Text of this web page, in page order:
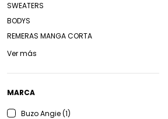
SWEATERS
BODYS
REMERAS MANGA CORTA
Ver más
MARCA
Buzo Angie (1)